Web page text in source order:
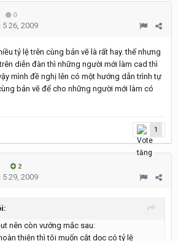
0
5 26, 2009
tỷ lệ trên cùng bản vẽ là rất hay. thế nhưng
diễn đàn thì những người mới làm cad thì
mình đề nghị lên có một hướng dẫn trình tự
bản vẽ để cho những người mới làm có
1
2
5 29, 2009
nên còn vướng mắc sau:
thiện thì tôi muốn cắt dọc có tỷ lệ